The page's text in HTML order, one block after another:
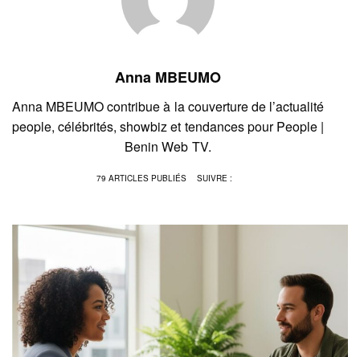
Anna MBEUMO
Anna MBEUMO contribue à la couverture de l’actualité
people, célébrités, showbiz et tendances pour People |
Benin Web TV.
79 ARTICLES PUBLIÉS SUIVRE :